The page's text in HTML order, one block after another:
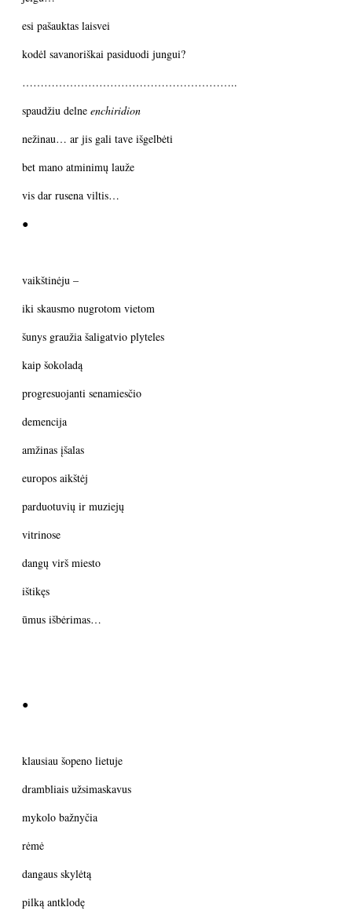
esi pašauktas laisvei
kodėl savanoriškai pasiduodi jungui?
…………………………………………………..
spaudžiu delne enchiridion
nežinau… ar jis gali tave išgelbėti
bet mano atminimų lauže
vis dar rusena viltis…
●
vaikštinėju –
iki skausmo nugrotom vietom
šunys graužia šaligatvio plyteles
kaip šokoladą
progresuojanti senamiesčio
demencija
amžinas įšalas
europos aikštėj
parduotuvių ir muziejų
vitrinose
dangų virš miesto
ištikęs
ūmus išbėrimas…
●
klausiau šopeno lietuje
drambliais užsimaskavus
mykolo bažnyčia
rėmė
dangaus skylėtą
pilką antklodę